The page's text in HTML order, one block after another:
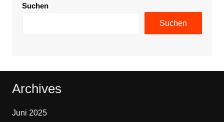
Suchen
Suchen
Archives
Juni 2025